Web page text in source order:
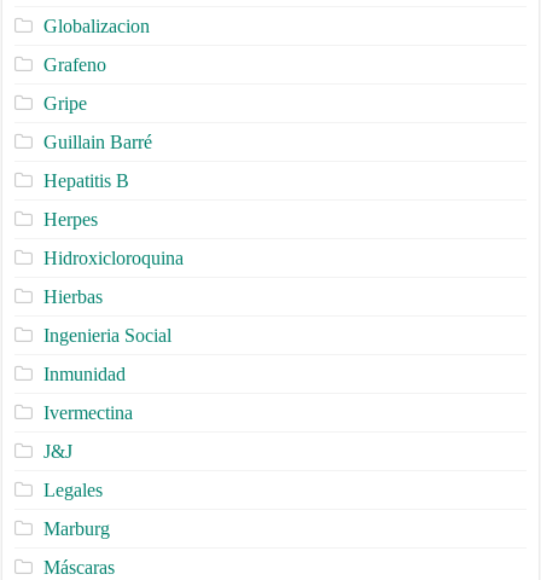
Globalizacion
Grafeno
Gripe
Guillain Barré
Hepatitis B
Herpes
Hidroxicloroquina
Hierbas
Ingenieria Social
Inmunidad
Ivermectina
J&J
Legales
Marburg
Máscaras